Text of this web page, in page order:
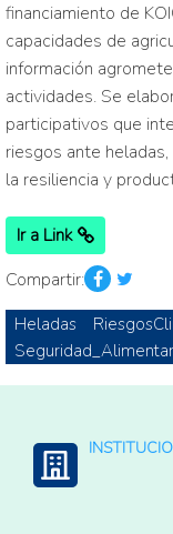
financiamiento de
capacidades de
información
actividades. Se
participativos que
riesgos ante
la resiliencia y
Ir a Link
Compartir:
Heladas